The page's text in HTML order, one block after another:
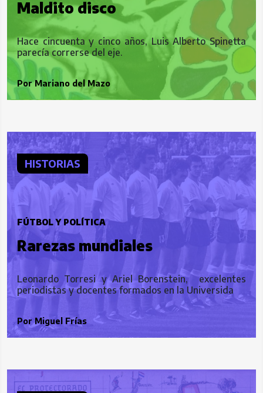
Maldito disco
Hace cincuenta y cinco años, Luis Alberto Spinetta
parecía correrse del eje.
PorMariano del Mazo
HISTORIAS
FÚTBOL Y POLÍTICA
Rarezas mundiales
Leonardo Torresi y Ariel Borenstein, excelentes
periodistas y docentes formados en la Universida
PorMiguel Frías